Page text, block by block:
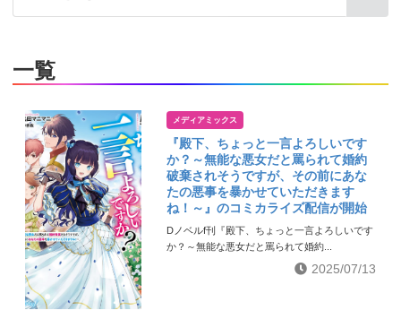
一覧
メディアミックス
『殿下、ちょっと一言よろしいです
か？～無能な悪女だと罵られて婚約
破棄されそうですが、その前にあな
たの悪事を暴かせていただきます
ね！～』のコミカライズ配信が開始
Dノベルf刊『殿下、ちょっと一言よろしいです
か？～無能な悪女だと罵られて婚約...
2025/07/13